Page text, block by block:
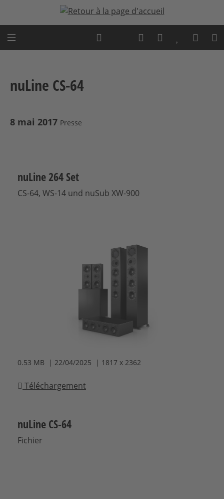
Passer au contenu principal
Expert advice
nuLine CS-64
8 mai 2017 Presse
nuLine 264 Set
CS-64, WS-14 und nuSub XW-900
0.53 MB | 22/04/2025 | 1817 x 2362
Téléchargement
nuLine CS-64
Fichier